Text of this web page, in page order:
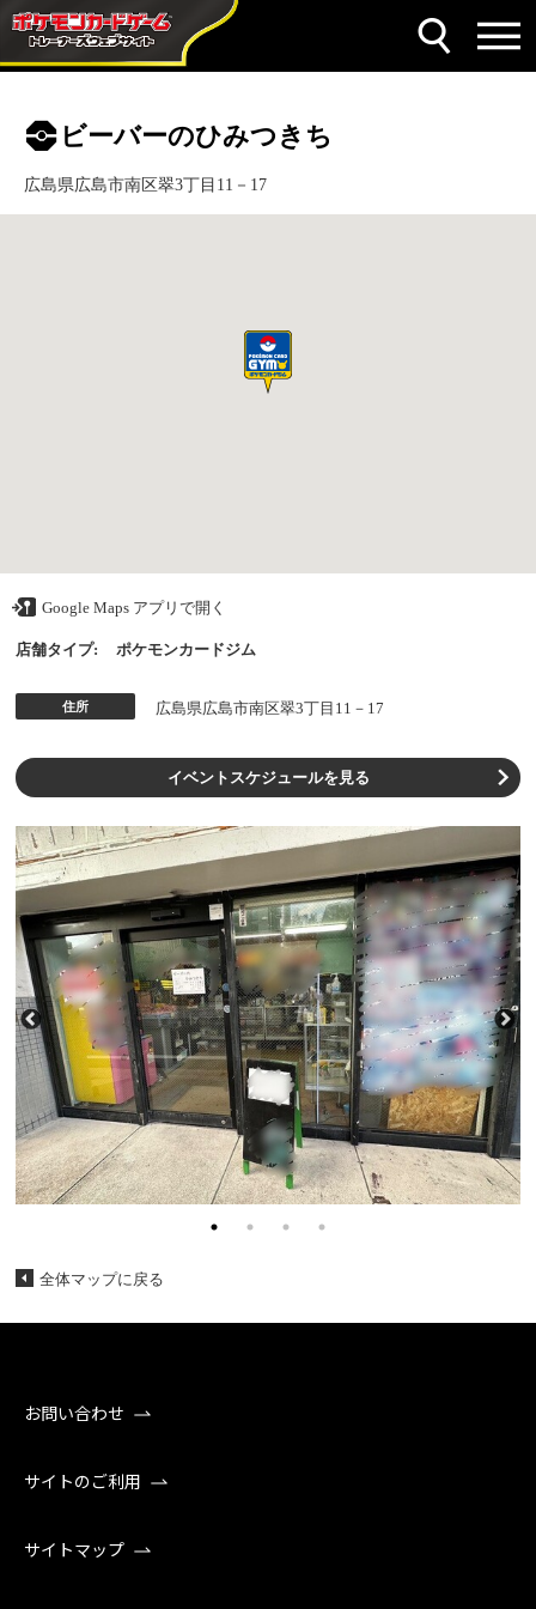
ビーバーのひみつきち
広島県広島市南区翠3丁目11－17
Google Maps アプリで開く
店舗タイプ: ポケモンカードジム
住所 広島県広島市南区翠3丁目11－17
イベントスケジュールを見る
全体マップに戻る
お問い合わせ
サイトのご利用
サイトマップ